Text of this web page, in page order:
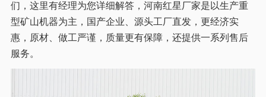
们，这里有经理为您详细解答，河南红星厂家是以生产重
型矿山机器为主，国产企业、源头工厂直发，更经济实
惠，原材、做工严谨，质量更有保障，还提供一系列售后
服务。